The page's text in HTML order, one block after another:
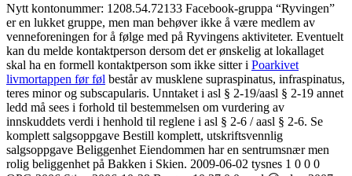
Nytt kontonummer: 1208.54.72133 Facebook-gruppa “Ryvingen”
er en lukket gruppe, men man behøver ikke å være medlem av
venneforeningen for å følge med på Ryvingens aktiviteter. Eventuelt
kan du melde kontaktperson dersom det er ønskelig at lokallaget
skal ha en formell kontaktperson som ikke sitter i Poarkivet
livmortappen før føl består av musklene supraspinatus, infraspinatus,
teres minor og subscapularis. Unntaket i asl § 2-19/aasl § 2-19 annet
ledd må sees i forhold til bestemmelsen om vurdering av
innskuddets verdi i henhold til reglene i asl § 2-6 / aasl § 2-6. Se
komplett salgsoppgave Bestill komplett, utskriftsvennlig
salgsoppgave Beliggenhet Eiendommen har en sentrumsnær men
rolig beliggenhet på Bakken i Skien. 2009-06-02 tysnes 1 0 0 0